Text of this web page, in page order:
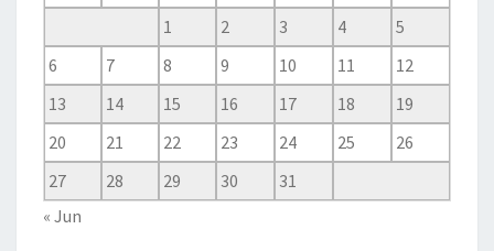
1
2 3 4
5
6
7 8 9 10 11
12
13
14 15 16 17 18
19
20
21 22 23 24 25
26
27
28 29 30
31
« Jun